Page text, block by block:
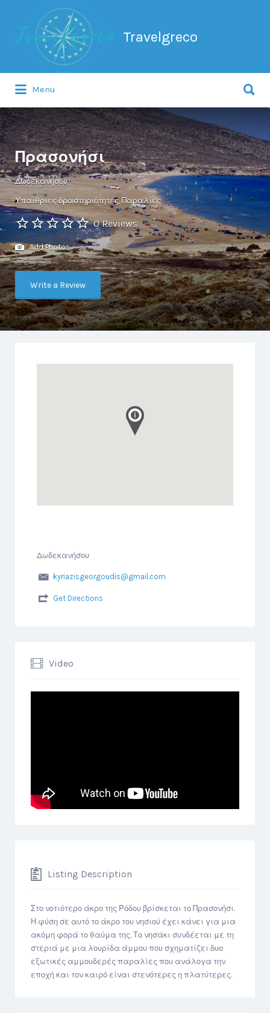
Travelgreco
Search
Menu
for:
Πρασονήσι
Δωδεκανήσου
Υπαίθριες δραστηριότητες Παραλίες
0 Reviews
Add Photos
Write a Review
Δωδεκανήσου
kyriazisgeorgoudis@gmail.com
Get Directions
Video
Listing Description
Στο νοτιότερο άκρο της Ρόδου βρίσκεται το Πρασονήσι.
Η φύση σε αυτό το άκρο του νησιού έχει κάνει για μια
ακόμη φορά το θαύμα της. Το νησάκι συνδέεται με τη
στεριά με μια λουρίδα άμμου που σχηματίζει δυο
εξωτικές αμμουδερές παραλίες που ανάλογα την
εποχή και τον καιρό είναι στενότερες η πλατύτερες.